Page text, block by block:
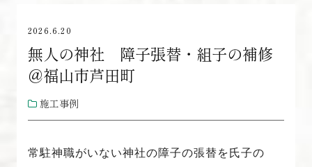
2026.6.20
無人の神社 障子張替・組子の補修
＠福山市芦田町
施工事例
常駐神職がいない神社の障子の張替を氏子の